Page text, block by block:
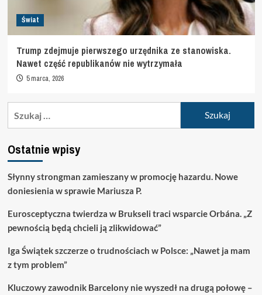
Świat
Trump zdejmuje pierwszego urzędnika ze stanowiska.
Nawet część republikanów nie wytrzymała
5 marca, 2026
Ostatnie wpisy
Słynny strongman zamieszany w promocję hazardu. Nowe
doniesienia w sprawie Mariusza P.
Eurosceptyczna twierdza w Brukseli traci wsparcie Orbána. „Z
pewnością będą chcieli ją zlikwidować”
Iga Świątek szczerze o trudnościach w Polsce: „Nawet ja mam
z tym problem”
Kluczowy zawodnik Barcelony nie wyszedł na drugą połowę –